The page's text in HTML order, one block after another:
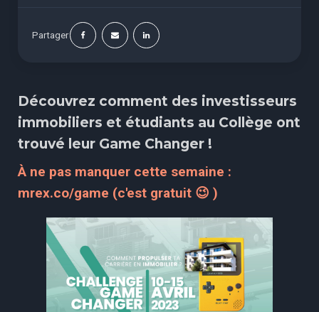
Partager
Découvrez comment des investisseurs
immobiliers et étudiants au Collège ont
trouvé leur Game Changer !
À ne pas manquer cette semaine :
mrex.co/game (c'est gratuit 😉 )